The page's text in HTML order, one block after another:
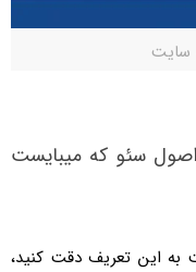
سئو که می­بایست
به این تعریف دقت کنید،